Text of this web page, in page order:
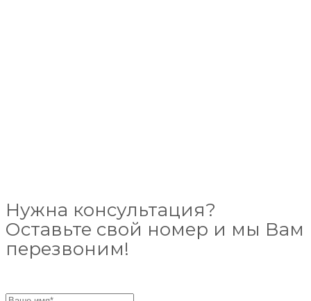
Нужна консультация?
Оставьте свой номер и мы Вам
перезвоним!